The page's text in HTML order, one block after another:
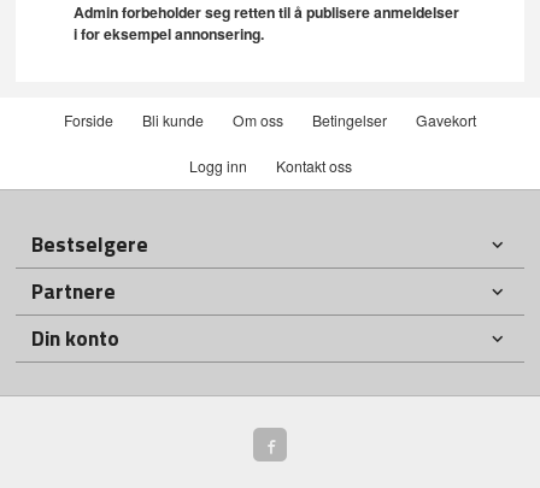
Admin forbeholder seg retten til å publisere anmeldelser
i for eksempel annonsering.
Forside Bli kunde Om oss Betingelser Gavekort
Logg inn Kontakt oss
Bestselgere
Partnere
Din konto